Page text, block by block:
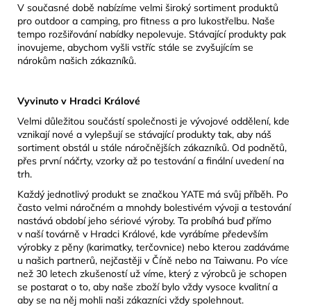
V současné době nabízíme velmi široký sortiment produktů
pro outdoor a camping, pro fitness a pro lukostřelbu. Naše
tempo rozšiřování nabídky nepolevuje. Stávající produkty pak
inovujeme, abychom vyšli vstříc stále se zvyšujícím se
nárokům našich zákazníků.
Vyvinuto v Hradci Králové
Velmi důležitou součástí společnosti je vývojové oddělení, kde
vznikají nové a vylepšují se stávající produkty tak, aby náš
sortiment obstál u stále náročnějších zákazníků. Od podnětů,
přes první náčrty, vzorky až po testování a finální uvedení na
trh.
Každý jednotlivý produkt se značkou YATE má svůj příběh. Po
často velmi náročném a mnohdy bolestivém vývoji a testování
nastává období jeho sériové výroby. Ta probíhá buď přímo
v naší továrně v Hradci Králové, kde vyrábíme především
výrobky z pěny (karimatky, terčovnice) nebo kterou zadáváme
u našich partnerů, nejčastěji v Číně nebo na Taiwanu. Po více
než 30 letech zkušeností už víme, který z výrobců je schopen
se postarat o to, aby naše zboží bylo vždy vysoce kvalitní a
aby se na něj mohli naši zákazníci vždy spolehnout.